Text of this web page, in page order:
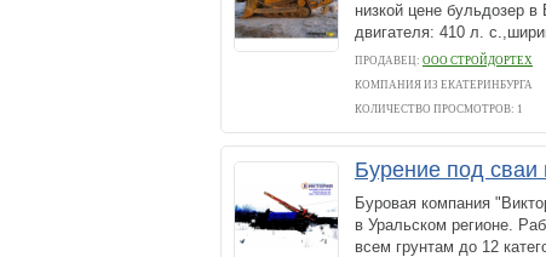
низкой цене бульдозер
двигателя: 410 л.
ПРОДАВЕЦ: ООО СТРОЙДОРТЕХ
КОМПАНИЯ ИЗ ЕКАТЕРИНБУРГА
КОЛИЧЕСТВО ПРОСМОТРОВ: 1
Бурение под сваи
Буровая компания
в Уральском регионе.
всем грунтам до 12